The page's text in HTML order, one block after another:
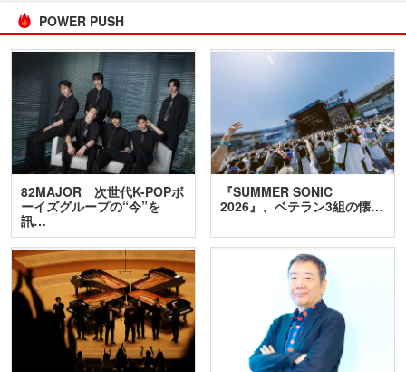
POWER PUSH
82MAJOR 次世代K-POPボ
ーイズグループの“今”を
訊…
『SUMMER SONIC
2026』、ベテラン3組の懐…